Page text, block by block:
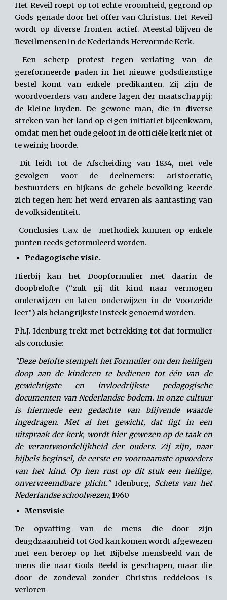
Het Reveil roept op tot echte vroomheid, gegrond op
Gods genade door het offer van Christus. Het Reveil
wordt op diverse fronten actief. Meestal blijven de
Reveilmensen in de Nederlands Hervormde Kerk.
Een scherp protest tegen verlating van de
gereformeerde paden in het nieuwe godsdienstige
bestel komt van enkele predikanten. Zij zijn de
woordvoerders van andere lagen der maatschappij:
de kleine luyden. De gewone man, die in diverse
streken van het land op eigen initiatief bijeenkwam,
omdat men het oude geloof in de officiële kerk niet of
te weinig hoorde.
Dit leidt tot de Afscheiding van 1834, met vele
gevolgen voor de deelnemers: aristocratie,
bestuurders en bijkans de gehele bevolking keerde
zich tegen hen: het werd ervaren als aantasting van
de volksidentiteit.
Conclusies t.a.v. de methodiek kunnen op enkele
punten reeds geformuleerd worden.
Pedagogische visie.
Hierbij kan het Doopformulier met daarin de
doopbelofte (“zult gij dit kind naar vermogen
onderwijzen en laten onderwijzen in de Voorzeide
leer”) als belangrijkste insteek genoemd worden.
Ph.J. Idenburg trekt met betrekking tot dat formulier
als conclusie:
”Deze belofte stempelt het Formulier om den heiligen
doop aan de kinderen te bedienen tot één van de
gewichtigste en invloedrijkste pedagogische
documenten van Nederlandse bodem. In onze cultuur
is hiermede een gedachte van blijvende waarde
ingedragen. Met al het gewicht, dat ligt in een
uitspraak der kerk, wordt hier gewezen op de taak en
de verantwoordelijkheid der ouders. Zij zijn, naar
bijbels beginsel, de eerste en voornaamste opvoeders
van het kind. Op hen rust op dit stuk een heilige,
onvervreemdbare plicht.” Idenburg, Schets van het
Nederlandse schoolwezen, 1960
Mensvisie
De opvatting van de mens die door zijn
deugdzaamheid tot God kan komen wordt afgewezen
met een beroep op het Bijbelse mensbeeld van de
mens die naar Gods Beeld is geschapen, maar die
door de zondeval zonder Christus reddeloos is
verloren